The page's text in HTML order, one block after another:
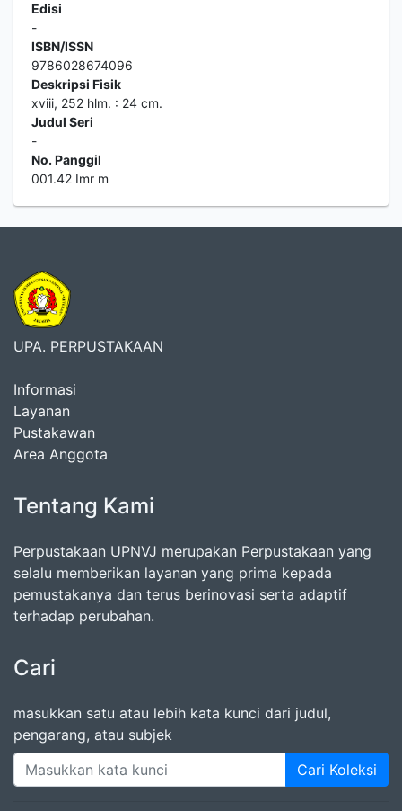
Edisi
-
ISBN/ISSN
9786028674096
Deskripsi Fisik
xviii, 252 hlm. : 24 cm.
Judul Seri
-
No. Panggil
001.42 Imr m
UPA. PERPUSTAKAAN
Informasi
Layanan
Pustakawan
Area Anggota
Tentang Kami
Perpustakaan UPNVJ merupakan Perpustakaan yang
selalu memberikan layanan yang prima kepada
pemustakanya dan terus berinovasi serta adaptif
terhadap perubahan.
Cari
masukkan satu atau lebih kata kunci dari judul,
pengarang, atau subjek
Cari Koleksi